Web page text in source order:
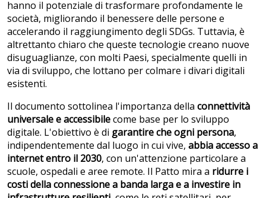
hanno il potenziale di trasformare profondamente le
società, migliorando il benessere delle persone e
accelerando il raggiungimento degli SDGs. Tuttavia, è
altrettanto chiaro che queste tecnologie creano nuove
disuguaglianze, con molti Paesi, specialmente quelli in
via di sviluppo, che lottano per colmare i divari digitali
esistenti.
Il documento sottolinea l'importanza della connettività
universale e accessibilecome base per lo sviluppo
digitale. L'obiettivo è di garantire che ogni persona,
indipendentemente dal luogo in cui vive, abbia accesso a
internet entro il 2030, con un'attenzione particolare a
scuole, ospedali e aree remote. Il Patto mira a ridurre i
costi della connessione a banda larga e a investire in